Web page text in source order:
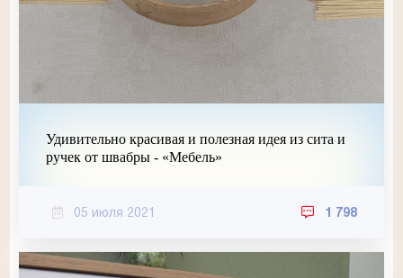
Удивительно красивая и полезная идея из сита и
ручек от швабры - «Мебель»
05 июля 2021 1 798